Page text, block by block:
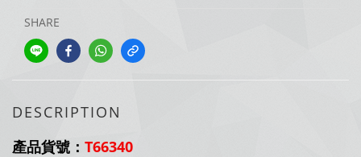
SHARE
DESCRIPTION
產品貨號： T66340